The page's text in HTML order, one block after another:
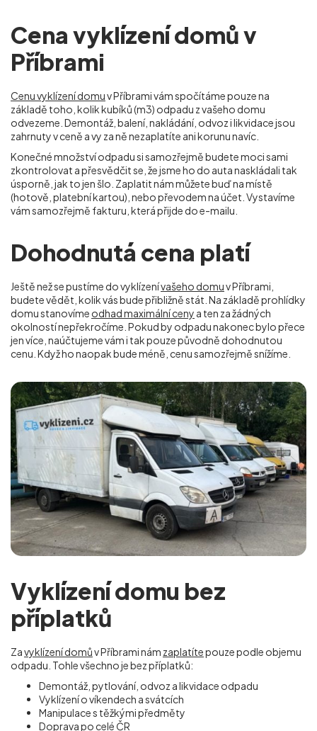
Cena vyklízení domů v
Příbrami
Cenu vyklízení domuv Příbrami vám spočítáme pouze na
základě toho, kolik kubíků (m3) odpadu z vašeho domu
odvezeme. Demontáž, balení, nakládání, odvoz i likvidace jsou
zahrnuty v ceně a vy za ně nezaplatíte ani korunu navíc.
Konečné množství odpadu si samozřejmě budete moci sami
zkontrolovat a přesvědčit se, že jsme ho do auta naskládali tak
úsporně, jak to jen šlo. Zaplatit nám můžete buď na místě
(hotově, platební kartou), nebo převodem na účet. Vystavíme
vám samozřejmě fakturu, která přijde do e-mailu.
Dohodnutá cena platí
Ještě než se pustíme do vyklízenívašeho domuv Příbrami,
budete vědět, kolik vás bude přibližně stát. Na základě prohlídky
domu stanovíme odhad maximální ceny a ten za žádných
okolností nepřekročíme. Pokud by odpadu nakonec bylo přece
jen více, naúčtujeme vám i tak pouze původně dohodnutou
cenu. Když ho naopak bude méně, cenu samozřejmě snížíme.
Vyklízení domu bez
příplatků
Zavyklízení domův Příbrami nám zaplatítepouze podle objemu
odpadu. Tohle všechno je bez příplatků:
Demontáž, pytlování, odvoz a likvidace odpadu
Vyklízení o víkendech a svátcích
Manipulace s těžkými předměty
Doprava po celé ČR